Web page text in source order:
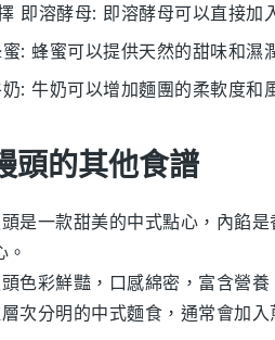
即溶酵母: 即溶酵母可以直接加
: 蜂蜜可以提供天然的甜味和濕
: 牛奶可以增加麵團的柔軟度和
頭的其他食譜
是一款甜美的中式點心，內餡
色彩鮮豔，口感綿密，富含營
次分明的中式麵食，通常會加